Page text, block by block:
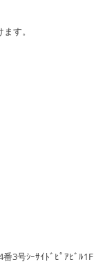
す。
3号ｼｰｻｲﾄﾞﾋﾟｱﾋﾞﾙ1F